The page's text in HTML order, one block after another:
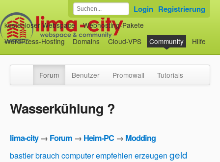
kostenloser Webspace
Webhosting-Pakete
WordPress-Hosting
Domains Cloud-VPS Community Hilfe
Login Registrierung
Forum Benutzer Promowall Tutorials
Wasserkühlung ?
lima-city→ Forum → Heim-PC → Modding
bastlerbrauch computerempfehlen erzeugen geld